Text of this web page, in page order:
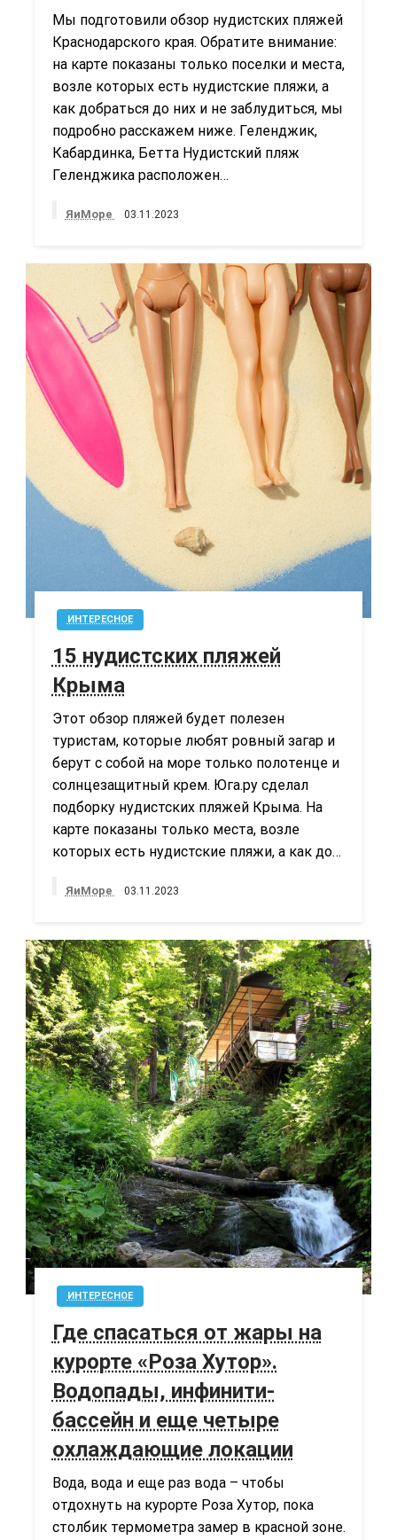
Мы подготовили обзор нудистских пляжей
Краснодарского края. Обратите внимание:
на карте показаны только поселки и места,
возле которых есть нудистские пляжи, а
как добраться до них и не заблудиться, мы
подробно расскажем ниже. Геленджик,
Кабардинка, Бетта Нудистский пляж
Геленджика расположен…
ЯиМоре 03.11.2023
ИНТЕРЕСНОЕ
15 нудистских пляжей
Крыма
Этот обзор пляжей будет полезен
туристам, которые любят ровный загар и
берут с собой на море только полотенце и
солнцезащитный крем. Юга.ру сделал
подборку нудистских пляжей Крыма. На
карте показаны только места, возле
которых есть нудистские пляжи, а как до…
ЯиМоре 03.11.2023
ИНТЕРЕСНОЕ
Где спасаться от жары на
курорте «Роза Хутор».
Водопады, инфинити-
бассейн и еще четыре
охлаждающие локации
Вода, вода и еще раз вода – чтобы
отдохнуть на курорте Роза Хутор, пока
столбик термометра замер в красной зоне.